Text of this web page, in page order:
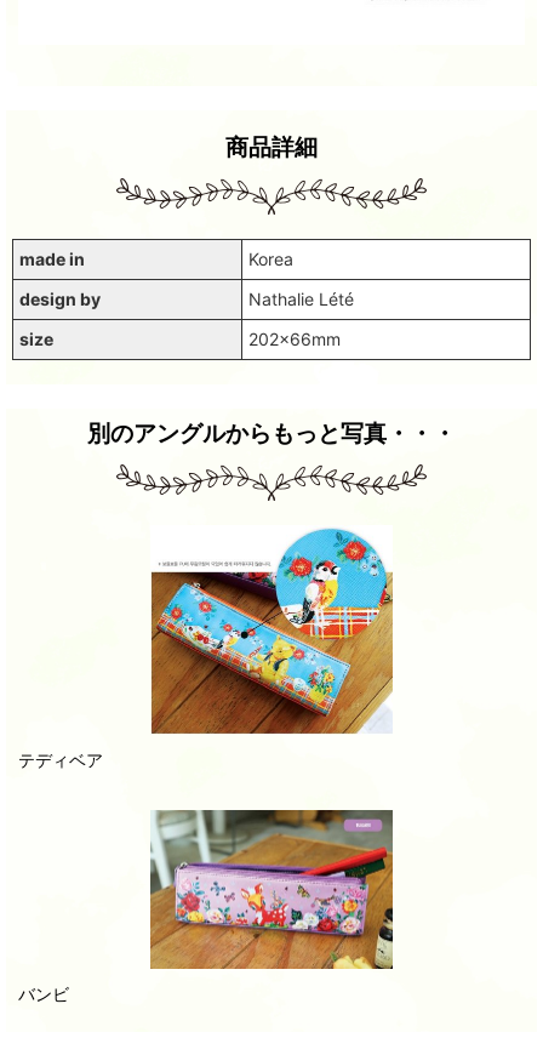
商品詳細
made in
Korea
design by
Nathalie Lété
size
202x66mm
別のアングルからもっと写真・・・
テディベア
バンビ